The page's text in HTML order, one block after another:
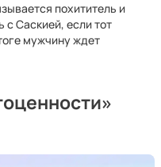
похититель и
с Саскией, если тот
мужчину ждет